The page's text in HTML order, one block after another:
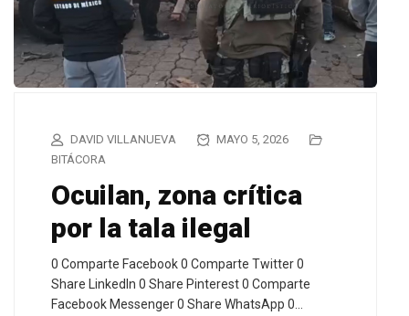
DAVID VILLANUEVA
MAYO 5, 2026
BITÁCORA
Ocuilan, zona crítica
por la tala ilegal
0 Comparte Facebook 0 Comparte Twitter 0
Share LinkedIn 0 Share Pinterest 0 Comparte
Facebook Messenger 0 Share WhatsApp 0…